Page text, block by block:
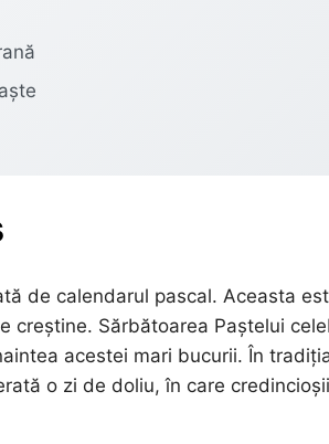
de calendarul pascal. Aceasta
Sărbătoarea Paștelui
acestei mari bucurii. În
o zi de doliu, în care